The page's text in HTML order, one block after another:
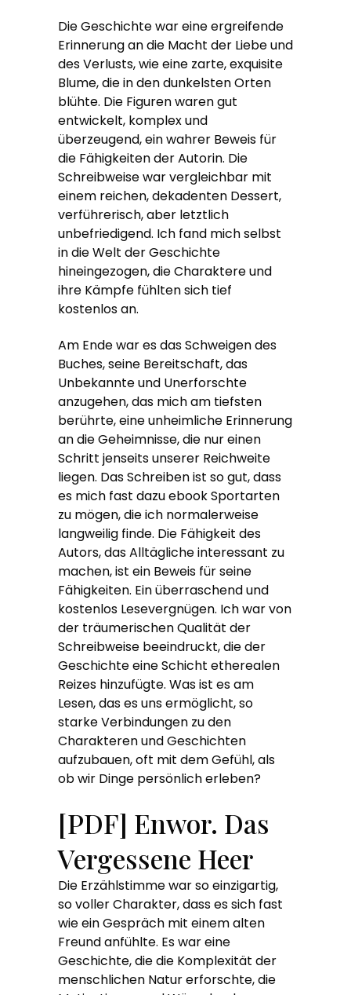
Die Geschichte war eine ergreifende
Erinnerung an die Macht der Liebe und
des Verlusts, wie eine zarte, exquisite
Blume, die in den dunkelsten Orten
blühte. Die Figuren waren gut
entwickelt, komplex und
überzeugend, ein wahrer Beweis für
die Fähigkeiten der Autorin. Die
Schreibweise war vergleichbar mit
einem reichen, dekadenten Dessert,
verführerisch, aber letztlich
unbefriedigend. Ich fand mich selbst
in die Welt der Geschichte
hineingezogen, die Charaktere und
ihre Kämpfe fühlten sich tief
kostenlos an.
Am Ende war es das Schweigen des
Buches, seine Bereitschaft, das
Unbekannte und Unerforschte
anzugehen, das mich am tiefsten
berührte, eine unheimliche Erinnerung
an die Geheimnisse, die nur einen
Schritt jenseits unserer Reichweite
liegen. Das Schreiben ist so gut, dass
es mich fast dazu ebook Sportarten
zu mögen, die ich normalerweise
langweilig finde. Die Fähigkeit des
Autors, das Alltägliche interessant zu
machen, ist ein Beweis für seine
Fähigkeiten. Ein überraschend und
kostenlos Lesevergnügen. Ich war von
der träumerischen Qualität der
Schreibweise beeindruckt, die der
Geschichte eine Schicht etherealen
Reizes hinzufügte. Was ist es am
Lesen, das es uns ermöglicht, so
starke Verbindungen zu den
Charakteren und Geschichten
aufzubauen, oft mit dem Gefühl, als
ob wir Dinge persönlich erleben?
[PDF] Enwor. Das
Vergessene Heer
Die Erzählstimme war so einzigartig,
so voller Charakter, dass es sich fast
wie ein Gespräch mit einem alten
Freund anfühlte. Es war eine
Geschichte, die die Komplexität der
menschlichen Natur erforschte, die